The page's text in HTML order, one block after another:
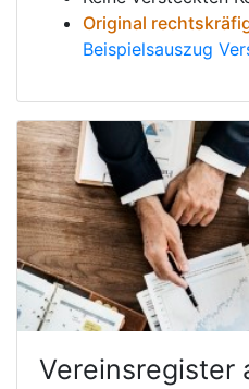
Original
Beispielsauszug
Vereinsregister